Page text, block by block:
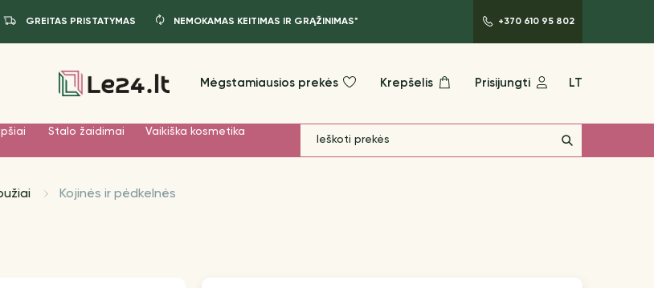
GREITAS PRISTATYMAS NEMOKAMAS KEITIMAS IR GRĄŽINIMAS* +370 610 95 802
Mėgstamiausios prekės Krepšelis Prisijungti LT
Stalo žaidimai
Vaikiška kosmetika
Kojinės ir pėdkelnės